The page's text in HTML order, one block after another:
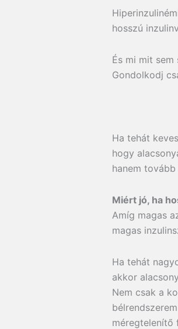
hosszú
És mi mit
Gondolkodj
Ha tehát
hogy
hanem
Miért jó, ha
Amíg magas
magas
Ha tehát
akkor
Nem csak a
méregtelenítő